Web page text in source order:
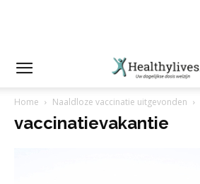
Home Naaldloze vaccinatie uitgevonden
vaccinatievakantie